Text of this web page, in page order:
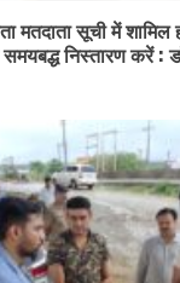
मतदाता सूची में
निस्तारण करें :